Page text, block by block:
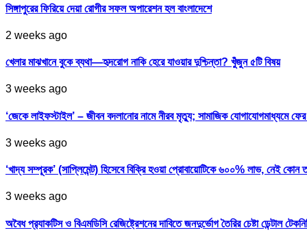
সিঙ্গাপুরের ফিরিয়ে দেয়া রোগীর সফল অপারেশন হল বাংলাদেশে
2 weeks ago
খেলার মাঝখানে বুকে ব্যথা—হৃদরোগ নাকি হেরে যাওয়ার দুশ্চিন্তা? খুঁজুন ৫টি বিষয়
3 weeks ago
‘জেকে লাইফস্টাইল’ – জীবন বদলানোর নামে নীরব মৃত্যু; সামাজিক যোগাযোগমাধ্যমে
3 weeks ago
‘খাদ্য সম্পূরক’ (সাপ্লিমেন্ট) হিসেবে বিক্রি হওয়া প্রোবায়োটিকে ৬০০% লাভ, নেই কোন
3 weeks ago
অবৈধ প্র‍্যাকটিস ও বিএমডিসি রেজিষ্ট্রেশনের দাবিতে জনদুর্ভোগ তৈরির চেষ্টা ডেন্টাল